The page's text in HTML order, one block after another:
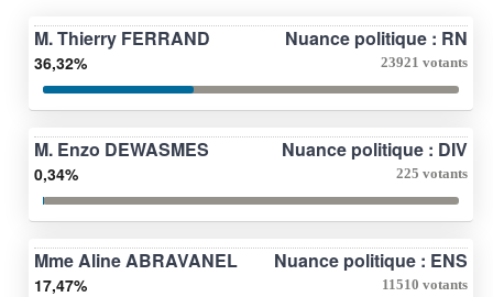
M. Thierry FERRAND Nuance politique : RN
36,32% 23921 votants
M. Enzo DEWASMES Nuance politique : DIV
0,34% 225 votants
Mme Aline ABRAVANEL Nuance politique : ENS
17,47% 11510 votants